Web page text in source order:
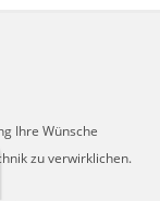
Ihre Wünsche
zu verwirklichen.